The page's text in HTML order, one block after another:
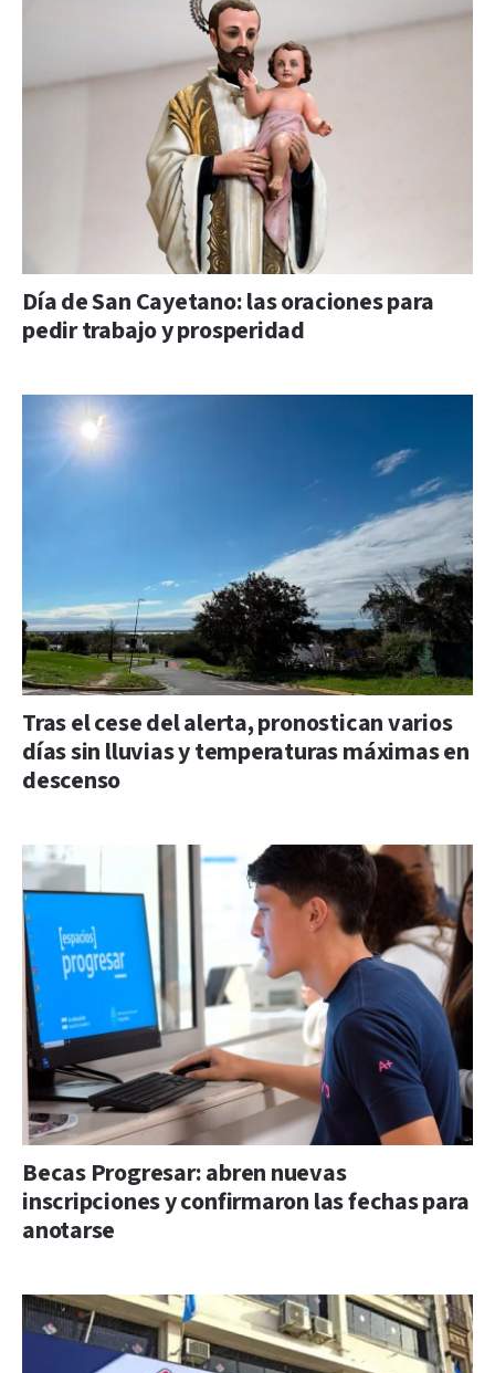
Día de San Cayetano: las oraciones para
pedir trabajo y prosperidad
Tras el cese del alerta, pronostican varios
días sin lluvias y temperaturas máximas en
descenso
Becas Progresar: abren nuevas
inscripciones y confirmaron las fechas para
anotarse